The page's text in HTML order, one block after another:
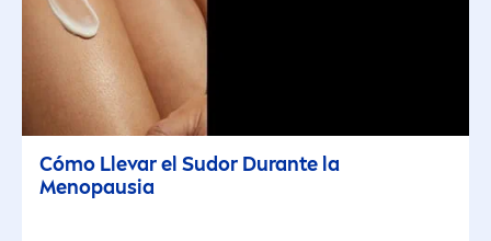
Cómo Llevar el Sudor Durante la
Menopausia